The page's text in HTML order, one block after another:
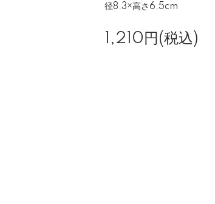
径8.3×高さ6.5cm
1,210円(税込)